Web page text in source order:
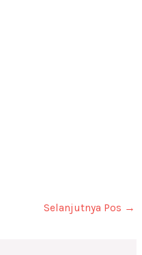
Selanjutnya Pos →